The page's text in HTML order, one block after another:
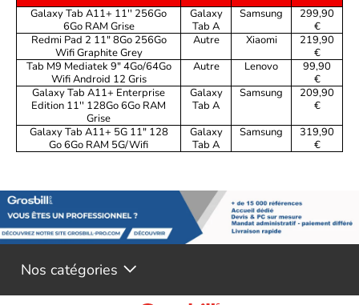
Galaxy Tab A11+ 11'' 256Go
6Go RAM Grise
Galaxy
Tab A
Samsung
299,90
€
Redmi Pad 2 11" 8Go 256Go
Wifi Graphite Grey
Autre Xiaomi
219,90
€
Tab M9 Mediatek 9" 4Go/64Go
Wifi Android 12 Gris
Autre Lenovo
99,90
€
Galaxy Tab A11+ Enterprise
Edition 11'' 128Go 6Go RAM
Grise
Galaxy
Tab A
Samsung
209,90
€
Galaxy Tab A11+ 5G 11" 128
Go 6Go RAM 5G/Wifi
Galaxy
Tab A
Samsung
319,90
€
Nos catégories